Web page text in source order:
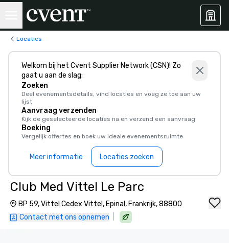
Locaties
Welkom bij het Cvent Supplier Network (CSN)! Zo
gaat u aan de slag:
Zoeken
Deel evenementsdetails, vind locaties en voeg ze toe aan uw
lijst
Aanvraag verzenden
Kijk de geselecteerde locaties na en verzend een aanvraag
Boeking
Vergelijk offertes en boek uw ideale evenementsruimte
Meer informatie Locaties zoeken
Club Med Vittel Le Parc
BP 59, Vittel Cedex Vittel, Epinal, Frankrijk, 88800
Contact met ons opnemen